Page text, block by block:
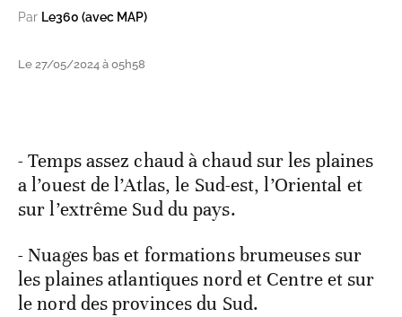
Par Le360 (avec MAP)
Le 27/05/2024 à 05h58
- Temps assez chaud à chaud sur les plaines
a l’ouest de l’Atlas, le Sud-est, l’Oriental et
sur l’extrême Sud du pays.
- Nuages bas et formations brumeuses sur
les plaines atlantiques nord et Centre et sur
le nord des provinces du Sud.